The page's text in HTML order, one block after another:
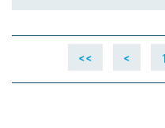
<< <